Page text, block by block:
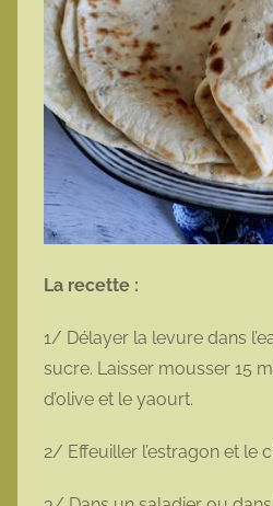
La recette :
1/ Délayer la levure dans
sucre. Laisser mousser 15
d’olive et le yaourt.
2/ Effeuiller l’estragon et le